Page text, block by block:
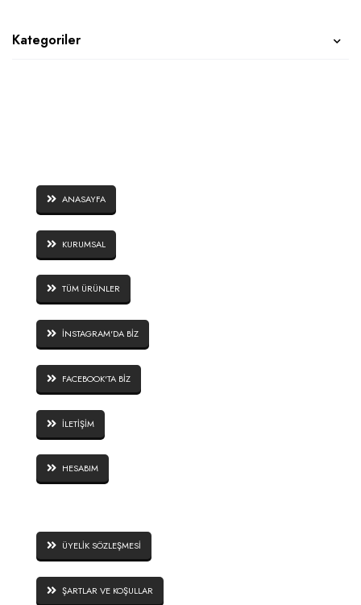
Kategoriler
ANASAYFA
KURUMSAL
TÜM ÜRÜNLER
İNSTAGRAM'DA BİZ
FACEBOOK'TA BİZ
İLETİŞİM
HESABIM
ÜYELİK SÖZLEŞMESİ
ŞARTLAR VE KOŞULLAR